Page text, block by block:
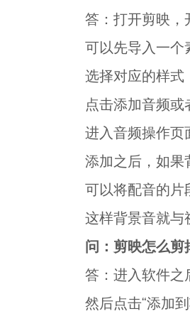
答：打开剪映，
可以先导入一个
选择对应的样式
点击添加音频
进入音频操作页
添加之后，如果
可以将配音的片
这样背景音就与
问：剪映怎么剪
答：进入软件之
然后点击“添加